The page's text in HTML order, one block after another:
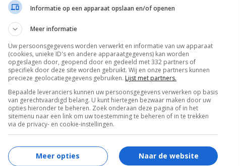
Gérard Depardieu,Harvey Keitel,Diego
Chambers
Carlos Diaz
Gino Marrocco,Saïd Taghmaoui,Renaud ,
Richard Bohringer ,Johnny Hallyday, Albert
Dray ,Sal Figliomeni.
16.04.2003
Informatie op een apparaat opslaan en/of openen
Meer informatie
Uw persoonsgegevens worden verwerkt en informatie van uw apparaat
(cookies, unieke ID's en andere apparaatgegevens) kan worden
opgeslagen door, geopend door en gedeeld met 332 partners of
specifiek door deze site worden gebruikt. Wij en onze partners kunnen
precieze geolocatiegegevens gebruiken. Lijst met partners.
Bepaalde leveranciers kunnen uw persoonsgegevens verwerken op basis
van gerechtvaardigd belang. U kunt hiertegen bezwaar maken door uw
opties hieronder te beheren. Zoek onderaan deze pagina of in het
sitemenu naar een link om uw toestemming te beheren of in te trekken
via de privacy- en cookie-instellingen.
Naar de website
Meer opties